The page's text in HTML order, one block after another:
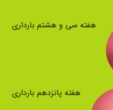
هفته سی و هشتم بارداری
هفته پانزدهم بارداری